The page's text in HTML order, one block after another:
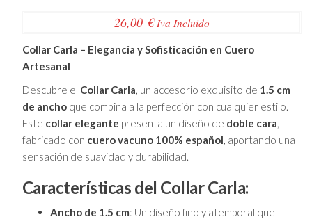
26,00 € Iva Incluido
Collar Carla – Elegancia y Sofisticación en Cuero
Artesanal
Descubre el Collar Carla , un accesorio exquisito de 1.5 cm
de anchoque combina a la perfección con cualquier estilo.
Este collar elegante presenta un diseño de doble cara
fabricado con cuero vacuno 100% español , aportando una
sensación de suavidad y durabilidad.
Características del Collar Carla:
Ancho de 1.5 cm: Un diseño fino y atemporal que